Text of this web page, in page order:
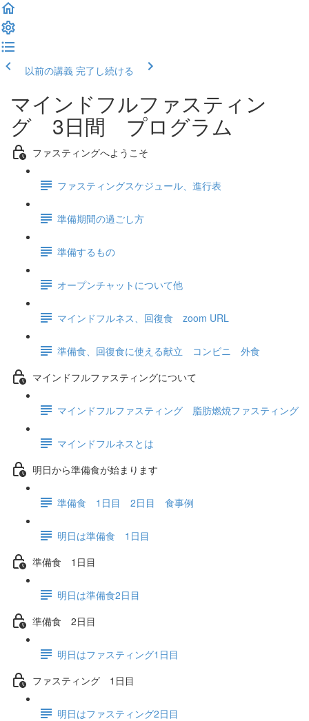
以前の講義 完了し続ける
マインドフルファスティン
グ 3日間 プログラム
ファスティングへようこそ
ファスティングスケジュール、進行表
準備期間の過ごし方
準備するもの
オープンチャットについて他
マインドフルネス、回復食 zoom URL
準備食、回復食に使える献立 コンビニ 外食
マインドフルファスティングについて
マインドフルファスティング 脂肪燃焼ファスティング
マインドフルネスとは
明日から準備食が始まります
準備食 1日目 2日目 食事例
明日は準備食 1日目
準備食 1日目
明日は準備食2日目
準備食 2日目
明日はファスティング1日目
ファスティング 1日目
明日はファスティング2日目